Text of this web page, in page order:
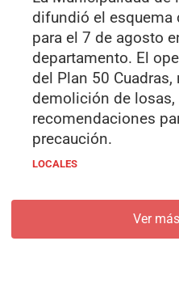
difundió el esquema
para el 7 de agosto
departamento. El
del Plan 50
demolición de losas,
recomendaciones
precaución.
LOCALES
Ver